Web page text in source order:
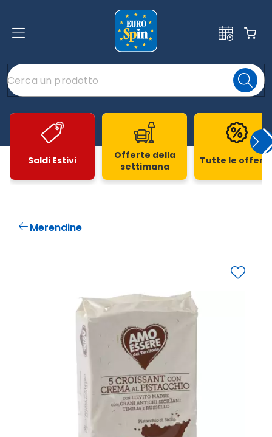
Saldi Estivi
Offerte della
settimana
Tutte le
Merendine